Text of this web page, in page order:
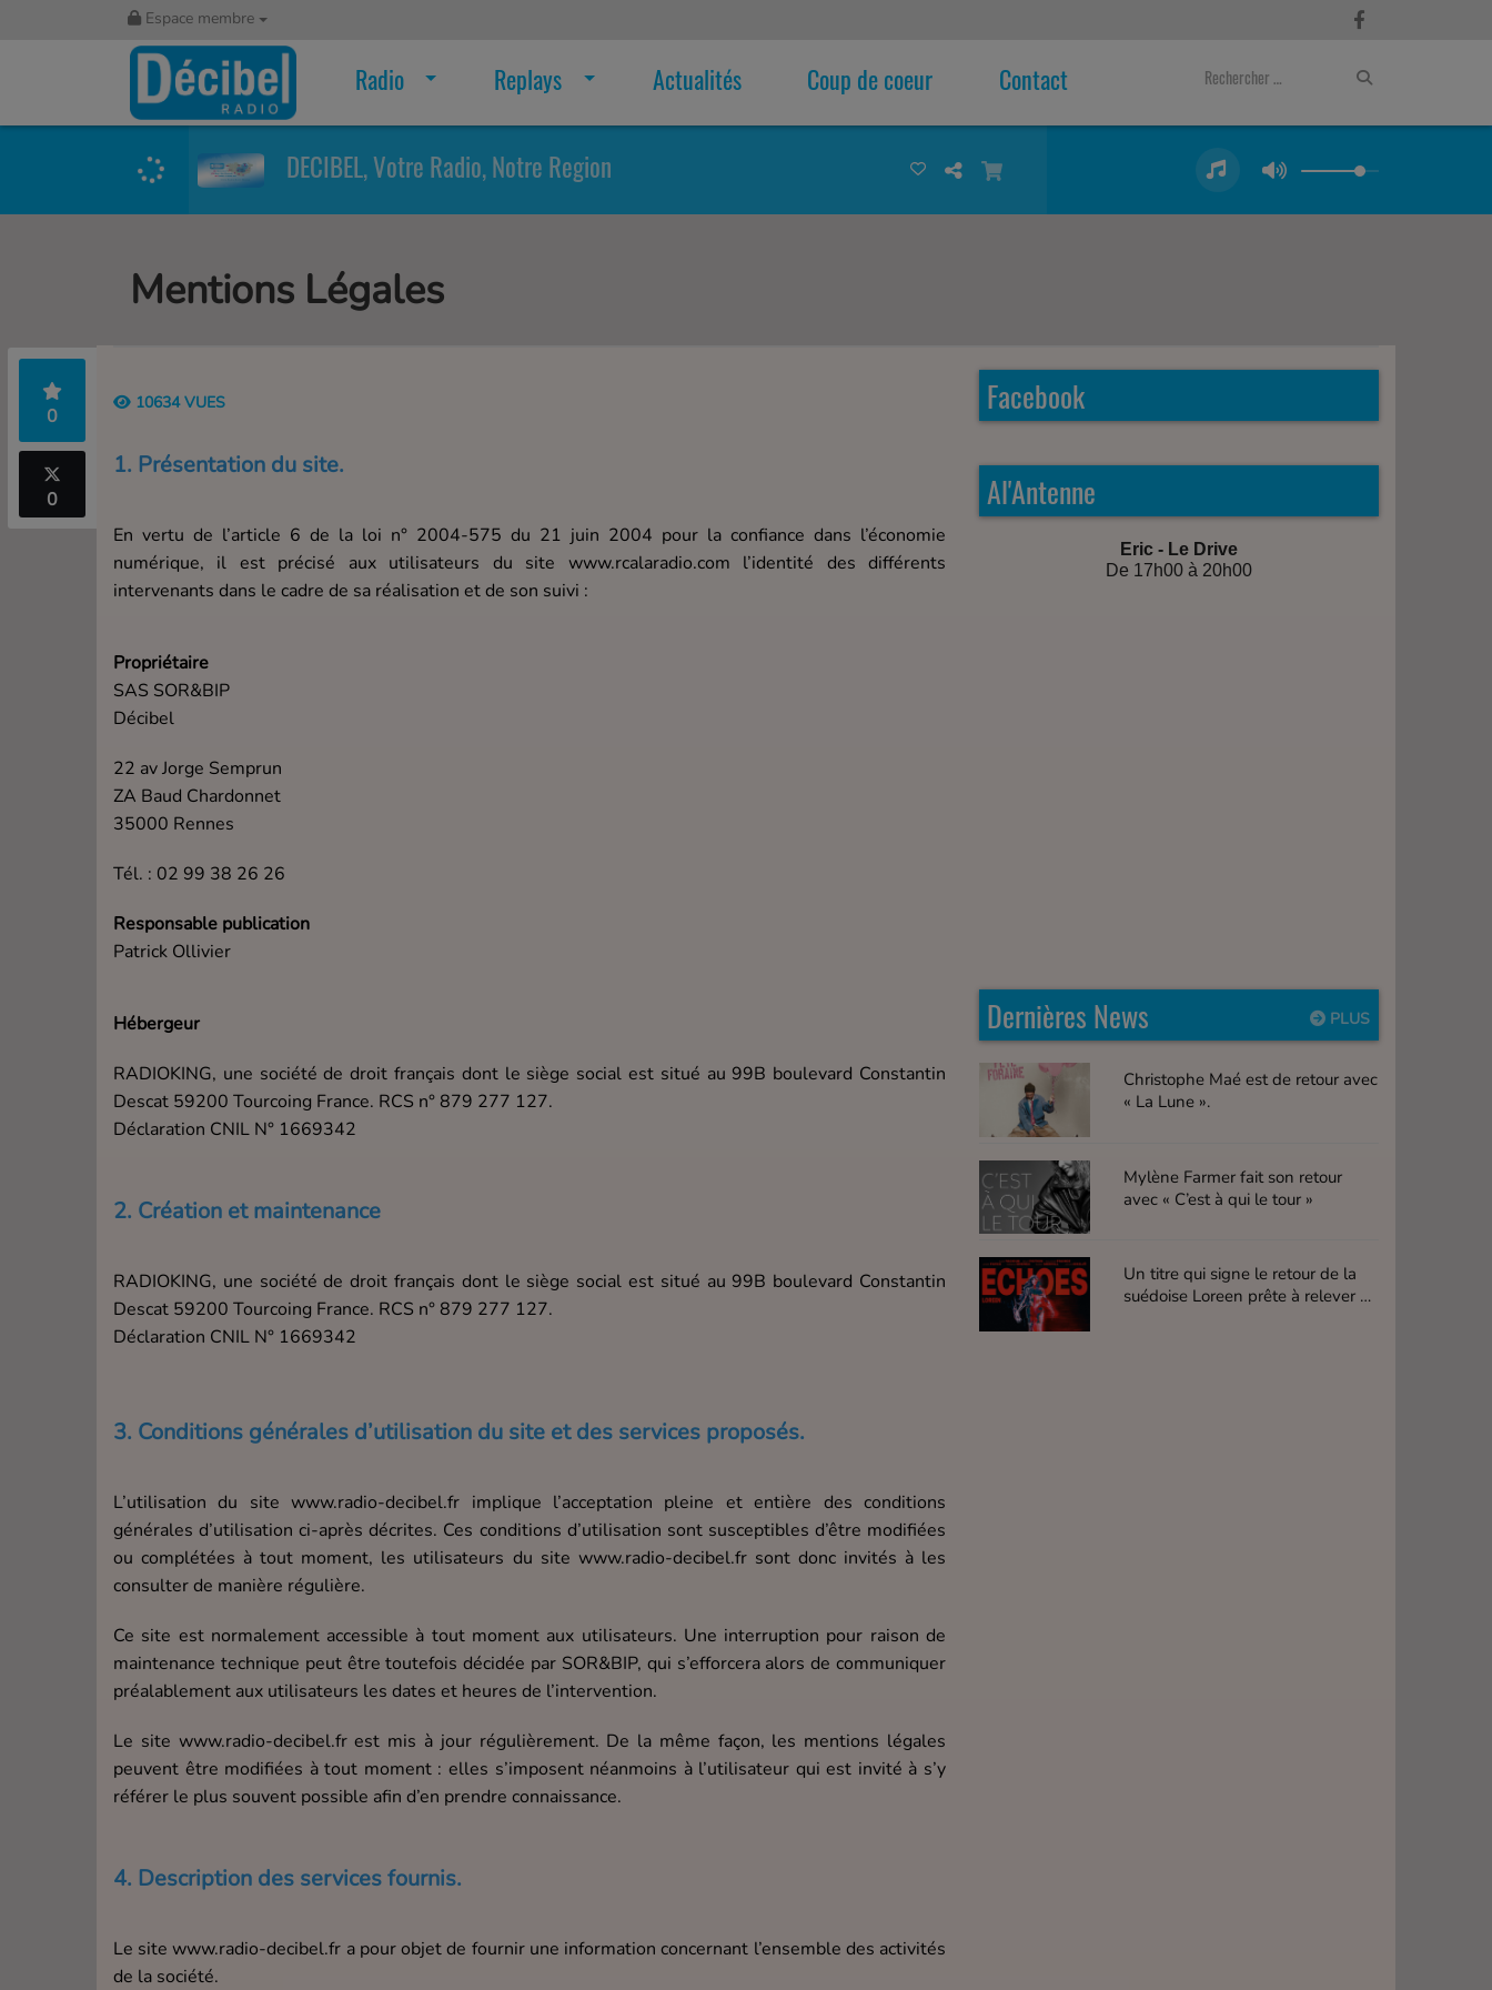
Espace membre
Radio Replays Actualités Coup de coeur Contact
DECIBEL, Votre Radio, Notre Region
Mentions Légales
0
0
10634 VUES
1. Présentation du site.
En vertu de l’article 6 de la loi n° 2004-575 du 21 juin 2004 pour la confiance dans l’économie
numérique, il est précisé aux utilisateurs du site www.rcalaradio.com l’identité des différents
intervenants dans le cadre de sa réalisation et de son suivi :
Propriétaire
SAS SOR&BIP
Décibel
22 av Jorge Semprun
ZA Baud Chardonnet
35000 Rennes
Tél. : 02 99 38 26 26
Responsable publication
Patrick Ollivier
Hébergeur
RADIOKING, une société de droit français dont le siège social est situé au 99B boulevard Constantin
Descat 59200 Tourcoing France. RCS n° 879 277 127.
Déclaration CNIL N° 1669342
2. Création et maintenance
RADIOKING, une société de droit français dont le siège social est situé au 99B boulevard Constantin
Descat 59200 Tourcoing France. RCS n° 879 277 127.
Déclaration CNIL N° 1669342
3. Conditions générales d’utilisation du site et des services proposés.
L’utilisation du site www.radio-decibel.fr implique l’acceptation pleine et entière des conditions
générales d’utilisation ci-après décrites. Ces conditions d’utilisation sont susceptibles d’être modifiées
ou complétées à tout moment, les utilisateurs du site www.radio-decibel.fr sont donc invités à les
consulter de manière régulière.
Ce site est normalement accessible à tout moment aux utilisateurs. Une interruption pour raison de
maintenance technique peut être toutefois décidée par SOR&BIP, qui s’efforcera alors de communiquer
préalablement aux utilisateurs les dates et heures de l’intervention.
Le site www.radio-decibel.fr est mis à jour régulièrement. De la même façon, les mentions légales
peuvent être modifiées à tout moment : elles s’imposent néanmoins à l’utilisateur qui est invité à s’y
référer le plus souvent possible afin d’en prendre connaissance.
4. Description des services fournis.
Le site www.radio-decibel.fr a pour objet de fournir une information concernant l’ensemble des activités
de la société.
Facebook
Al'Antenne
PLUS
Dernières News
Christophe Maé est de retour avec
« La Lune ».
Mylène Farmer fait son retour
avec « C’est à qui le tour »
Un titre qui signe le retour de la
suédoise Loreen prête à relever de